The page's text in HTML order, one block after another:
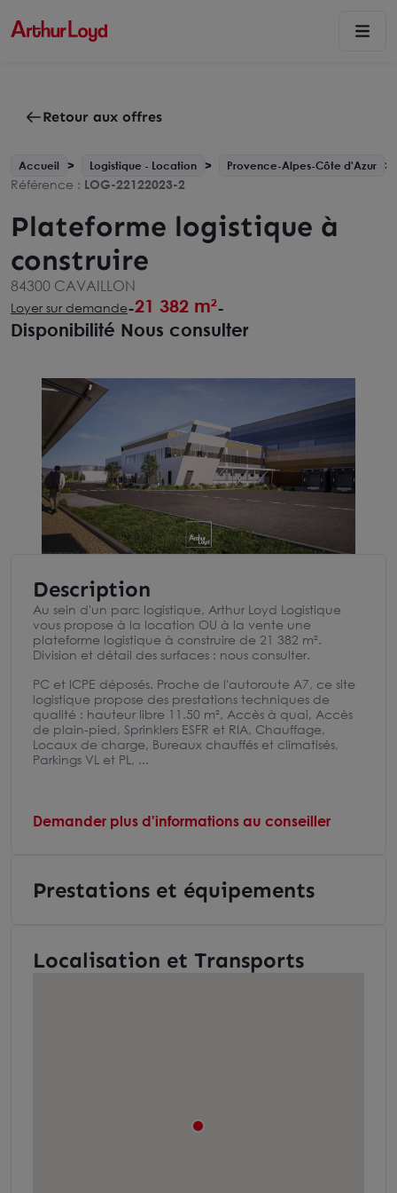
Retour aux offres
Accueil Logistique - Location Provence-Alpes-Côte d'Azur
Référence : LOG-22122023-2
Plateforme logistique à
construire
84300 CAVAILLON
Loyer sur demande-21 382 m²-
Disponibilité Nous consulter
Description
Au sein d'un parc logistique, Arthur Loyd Logistique
vous propose à la location OU à la vente une
plateforme logistique à construire de 21 382 m².
Division et détail des surfaces : nous consulter.
PC et ICPE déposés. Proche de l'autoroute A7, ce site
logistique propose des prestations techniques de
qualité : hauteur libre 11.50 m², Accès à quai, Accès
de plain-pied, Sprinklers ESFR et RIA, Chauffage,
Locaux de charge, Bureaux chauffés et climatisés,
Parkings VL et PL, ...
Demander plus d'informations au conseiller
Prestations et équipements
Localisation et Transports